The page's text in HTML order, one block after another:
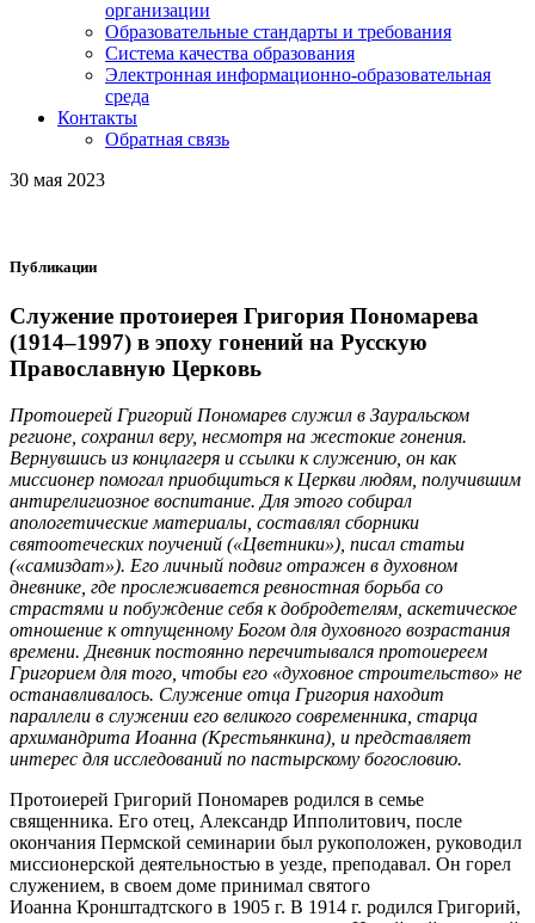
организации
Образовательные стандарты и требования
Система качества образования
Электронная информационно-образовательная
среда
Контакты
Обратная связь
30 мая 2023
Публикации
Служение протоиерея Григория Пономарева
(1914–1997) в эпоху гонений на Русскую
Православную Церковь
Протоиерей Григорий Пономарев служил в Зауральском
регионе, сохранил веру, несмотря на жестокие гонения.
Вернувшись из концлагеря и ссылки к служению, он как
миссионер помогал приобщиться к Церкви людям, получившим
антирелигиозное воспитание. Для этого собирал
апологетические материалы, составлял сборники
святоотеческих поучений («Цветники»), писал статьи
(«самиздат»). Его личный подвиг отражен в духовном
дневнике, где прослеживается ревностная борьба со
страстями и побуждение себя к добродетелям, аскетическое
отношение к отпущенному Богом для духовного возрастания
времени. Дневник постоянно перечитывался протоиереем
Григорием для того, чтобы его «духовное строительство» не
останавливалось. Служение отца Григория находит
параллели в служении его великого современника, старца
архимандрита Иоанна (Крестьянкина), и представляет
интерес для исследований по пастырскому богословию.
Протоиерей Григорий Пономарев родился в семье
священника. Его отец, Александр Ипполитович, после
окончания Пермской семинарии был рукоположен, руководил
миссионерской деятельностью в уезде, преподавал. Он горел
служением, в своем доме принимал святого
Иоанна Кронштадтского в 1905 г. В 1914 г. родился Григорий,